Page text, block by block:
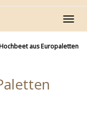
aus Europaletten